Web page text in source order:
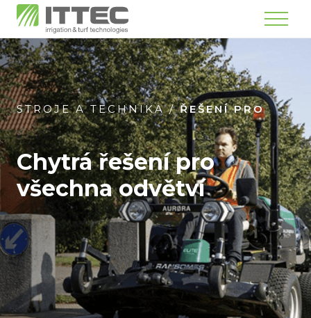
Menu
STROJE A TECHNIKA/ŘEŠENÍ PRO
Chytrá řešení pro
všechna odvětví